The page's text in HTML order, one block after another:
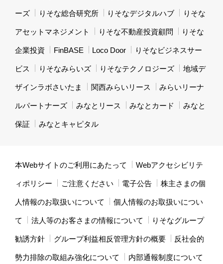
ーズ りそな総合研究所 りそなデジタルハブ りそな
アセットマネジメント りそな不動産投資顧問 りそな
企業投資 FinBASE Loco Door りそなビジネスサー
ビス りそなみらいズ りそなテクノロジーズ 地域デ
ザインラボさいたま 関西みらいリース みらいリーナ
ルパートナーズ みなとリース みなとカード みなと
保証 みなとキャピタル
本Webサイトのご利用にあたって Webアクセシビリテ
ィポリシー ご注意ください 電子公告 株主さまの個
人情報のお取扱いについて 個人情報のお取扱いについ
て 法人等のお客さまの情報について りそなグループ
勧誘方針 グループ利益相反管理方針の概要 反社会的
勢力排除の取組み強化について 内部通報制度について